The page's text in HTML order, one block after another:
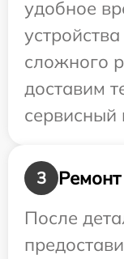
удобное
сложного
доставим
сервисный
3
После